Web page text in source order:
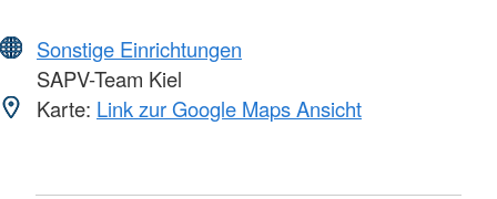
Sonstige Einrichtungen
SAPV-Team Kiel
Karte: Link zur Google Maps Ansicht